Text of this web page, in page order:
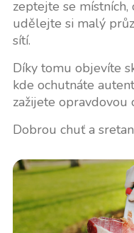
zeptejte se místních,
udělejte si malý
sítí.
Díky tomu objevíte
kde ochutnáte
zažijete opravdovou
Dobrou chuť a